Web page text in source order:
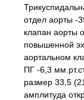
отдел аорты -
клапан аорты
повышенной
аортальном
ПГ -6,3
размер 33,5
амплитуда